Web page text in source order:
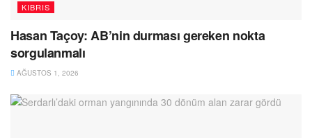
KIBRIS
Hasan Taçoy: AB’nin durması gereken nokta
sorgulanmalı
AĞUSTOS 1, 2026